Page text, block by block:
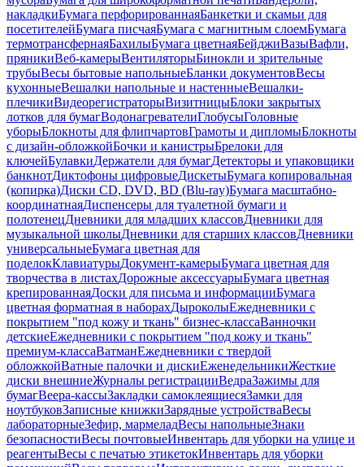
накладкиБумага перфорированнаяБанкетки и скамьи для
посетителейБумага писчаяБумага с магнитным слоемБумага
термотрансфернаяБахилыБумага цветнаяБейджиВазыВафли,
пряникиВеб-камерыВентиляторыБинокли и зрительные
трубыВесы бытовые напольныеБланки документовВесы
кухонныеВешалки напольные и настенныеВешалки-
плечикиВидеорегистраторыВизитницыБлоки закрытых
лотков для бумагВодонагревателиГлобусыГоловные
уборыБлокноты для флипчартовГрамоты и дипломыБлокноты
с дизайн-обложкойБочки и канистрыБрелоки для
ключейБулавкиДержатели для бумагДетекторы и упаковщики
банкнотДиктофоны цифровыеДискетыБумага копировальная
(копирка)Диски CD, DVD, BD (Blu-ray)Бумага масштабно-
координатнаяДиспенсеры для туалетной бумаги и
полотенецДневники для младших классовДневники для
музыкальной школыДневники для старших классовДневники
универсальныеБумага цветная для
поделокКлавиатурыДокумент-камерыБумага цветная для
творчества в листахДорожные аксессуарыБумага цветная
крепированнаяДоски для письма и информацииБумага
цветная форматная в наборахДыроколыЕжедневники с
покрытием "под кожу и ткань" бизнес-классаВанночки
детскиеЕжедневники с покрытием "под кожу и ткань"
премиум-классаВатманЕжедневники с твердой
обложкойВатные палочки и дискиЕженедельникиЖесткие
диски внешниеЖурналы регистрацииВедраЗажимы для
бумагВеера-кассыЗакладки самоклеящиесяЗамки для
ноутбуковЗаписные книжкиЗарядные устройстваВесы
лабораторныеЗефир, мармеладВесы напольныеЗнаки
безопасностиВесы почтовыеИнвентарь для уборки на улице и
реагентыВесы с печатью этикетокИнвентарь для уборки